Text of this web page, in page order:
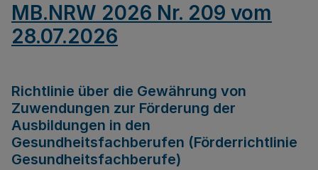
MB.NRW 2026 Nr. 209 vom
28.07.2026
Richtlinie über die Gewährung von
Zuwendungen zur Förderung der
Ausbildungen in den
Gesundheitsfachberufen (Förderrichtlinie
Gesundheitsfachberufe)